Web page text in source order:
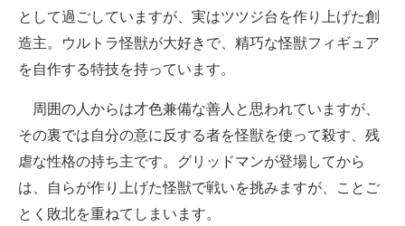
として過ごしていますが、実はツツジ台を作り上げた創
造主。ウルトラ怪獣が大好きで、精巧な怪獣フィギュア
を自作する特技を持っています。
周囲の人からは才色兼備な善人と思われていますが、
その裏では自分の意に反する者を怪獣を使って殺す、残
虐な性格の持ち主です。グリッドマンが登場してから
は、自らが作り上げた怪獣で戦いを挑みますが、ことご
とく敗北を重ねてしまいます。